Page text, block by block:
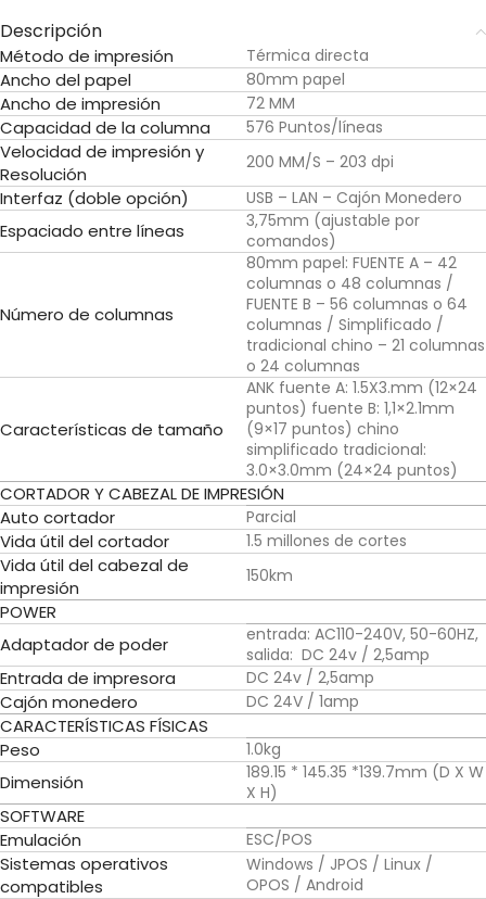
Descripción
Método de impresión Térmica directa
Ancho del papel 80mm papel
Ancho de impresión 72 MM
Capacidad de la columna 576 Puntos/líneas
Velocidad de impresión y
Resolución
200 MM/S – 203 dpi
Interfaz (doble opción) USB – LAN – Cajón Monedero
Espaciado entre líneas
3,75mm (ajustable por
comandos)
Número de columnas
80mm papel: FUENTE A – 42
columnas o 48 columnas /
FUENTE B – 56 columnas o 64
columnas / Simplificado /
tradicional chino – 21 columnas
o 24 columnas
Características de tamaño
ANK fuente A: 1.5X3.mm (12×24
puntos) fuente B: 1,1×2.1mm
(9×17 puntos) chino
simplificado tradicional:
3.0×3.0mm (24×24 puntos)
CORTADOR Y CABEZAL DE IMPRESIÓN
Auto cortador
Parcial
Vida útil del cortador 1.5 millones de cortes
Vida útil del cabezal de
impresión
150km
POWER
Adaptador de poder
entrada: AC110-240V, 50-60HZ,
salida: DC 24v / 2,5amp
Entrada de impresora DC 24v / 2,5amp
Cajón monedero DC 24V / 1amp
CARACTERÍSTICAS FÍSICAS
Peso
1.0kg
Dimensión
189.15 * 145.35 *139.7mm (D X W
X H)
SOFTWARE
Emulación
ESC/POS
Sistemas operativos
compatibles
Windows / JPOS / Linux /
OPOS / Android